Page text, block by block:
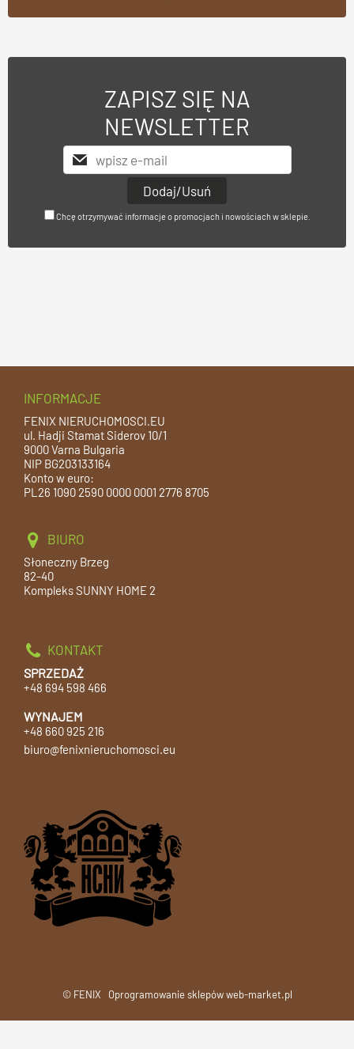
ZAPISZ SIĘ NA
NEWSLETTER
Chcę otrzymywać informacje o promocjach i nowościach w sklepie.
INFORMACJE
FENIX NIERUCHOMOSCI.EU
ul. Hadji Stamat Siderov 10/1
9000 Varna Bulgaria
NIP BG203133164
Konto w euro:
PL26 1090 2590 0000 0001 2776 8705
BIURO
Słoneczny Brzeg
82-40
Kompleks SUNNY HOME 2
KONTAKT
SPRZEDAŻ
+48 694 598 466
WYNAJEM
+48 660 925 216
biuro@fenixnieruchomosci.eu
© FENIX Oprogramowanie sklepów web-market.pl